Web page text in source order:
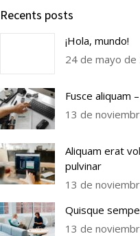
Recents posts
¡Hola, mundo!
24 de mayo de
Fusce aliquam
13 de
Aliquam erat
pulvinar
13 de
Quisque
13 de